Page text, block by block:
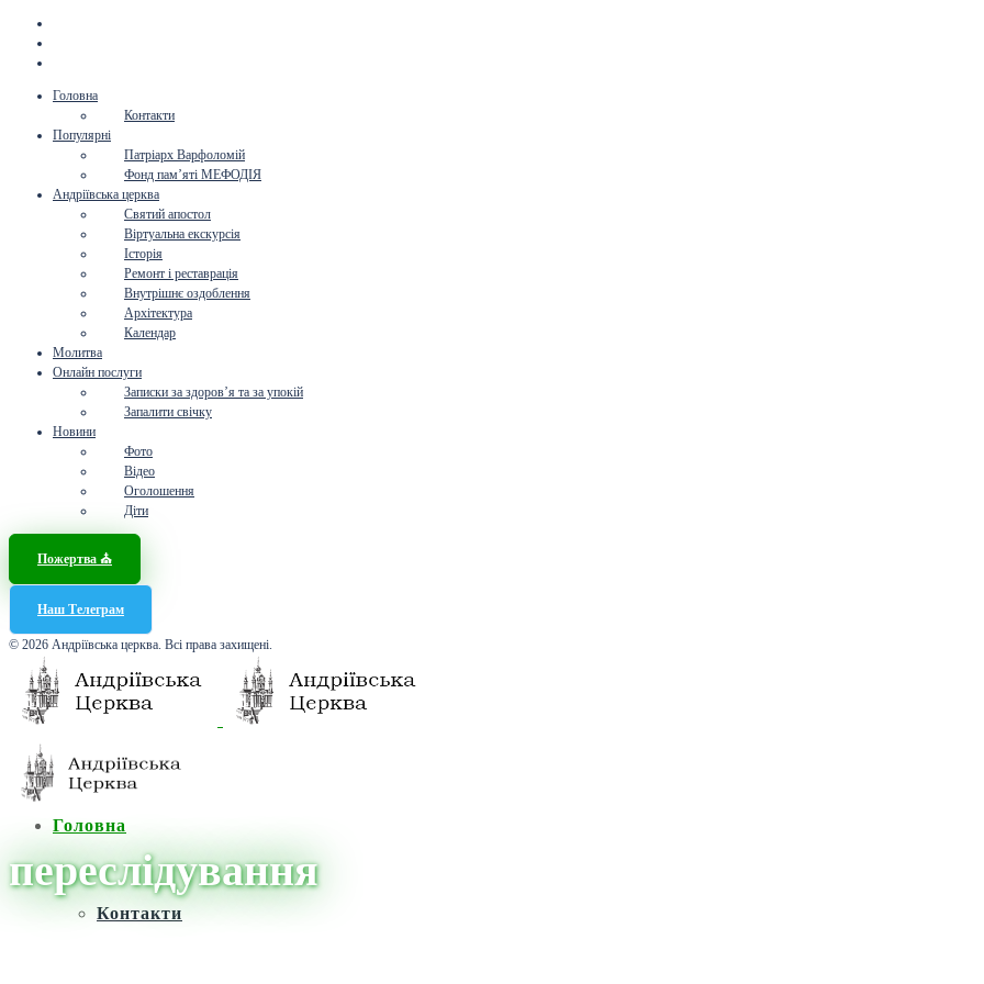
Головна
Контакти
Популярні
Патріарх Варфоломій
Фонд пам’яті МЕФОДІЯ
Андріївська церква
Святий апостол
Віртуальна екскурсія
Історія
Ремонт і реставрація
Внутрішнє оздоблення
Архітектура
Календар
Молитва
Онлайн послуги
Записки за здоров’я та за упокій
Запалити свічку
Новини
Фото
Відео
Оголошення
Діти
Пожертва ⛪️
Наш Телеграм
© 2026 Андріївська церква. Всі права захищені.
Головна
Контакти
переслідування